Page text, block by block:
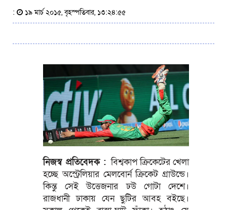
: ১৯ মার্চ ২০১৫, বৃহস্পতিবার, ১৩:২৪:৫৫
নিজস্ব প্রতিবেদক :বিশ্বকাপ ক্রিকেটের খেলা
হচ্ছে অস্ট্রেলিয়ার মেলবোর্ন ক্রিকেট গ্রাউন্ডে।
কিন্তু সেই উত্তেজনার ঢউ গোটা দেশে।
রাজধানী ঢাকায় যেন ছুটির আবহ বইছে।